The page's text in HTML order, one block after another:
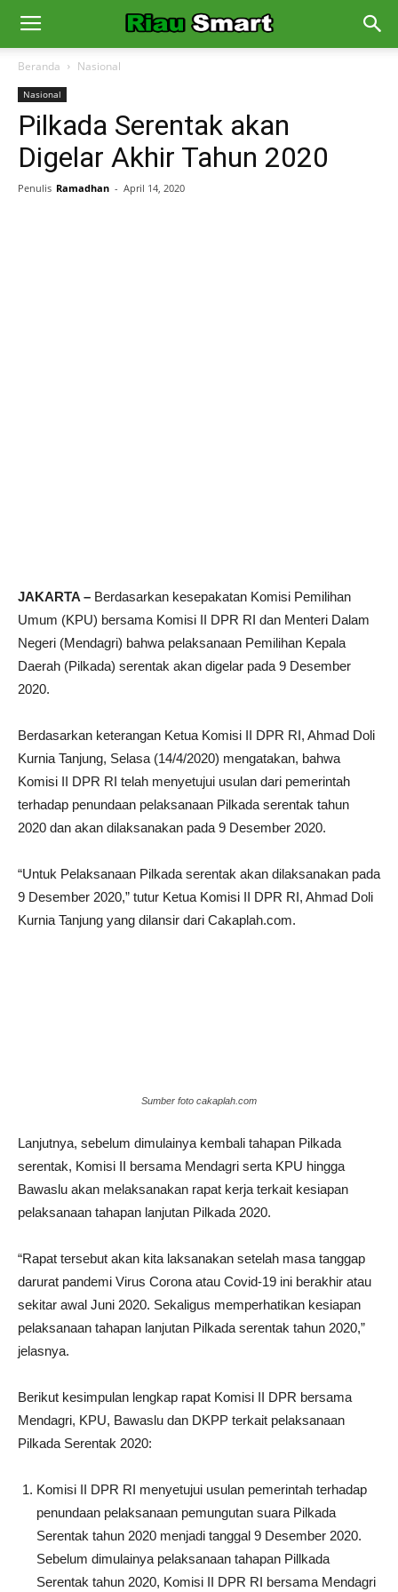
Beranda Nasional
Nasional
Pilkada Serentak akan
Digelar Akhir Tahun 2020
Penulis Ramadhan - April 14, 2020
JAKARTA – Berdasarkan kesepakatan Komisi Pemilihan
Umum (KPU) bersama Komisi II DPR RI dan Menteri Dalam
Negeri (Mendagri) bahwa pelaksanaan Pemilihan Kepala
Daerah (Pilkada) serentak akan digelar pada 9 Desember
2020.
Berdasarkan keterangan Ketua Komisi II DPR RI, Ahmad Doli
Kurnia Tanjung, Selasa (14/4/2020) mengatakan, bahwa
Komisi II DPR RI telah menyetujui usulan dari pemerintah
terhadap penundaan pelaksanaan Pilkada serentak tahun
2020 dan akan dilaksanakan pada 9 Desember 2020.
“Untuk Pelaksanaan Pilkada serentak akan dilaksanakan pada
9 Desember 2020,” tutur Ketua Komisi II DPR RI, Ahmad Doli
Kurnia Tanjung yang dilansir dari Cakaplah.com.
Sumber foto cakaplah.com
Lanjutnya, sebelum dimulainya kembali tahapan Pilkada
serentak, Komisi II bersama Mendagri serta KPU hingga
Bawaslu akan melaksanakan rapat kerja terkait kesiapan
pelaksanaan tahapan lanjutan Pilkada 2020.
“Rapat tersebut akan kita laksanakan setelah masa tanggap
darurat pandemi Virus Corona atau Covid-19 ini berakhir atau
sekitar awal Juni 2020. Sekaligus memperhatikan kesiapan
pelaksanaan tahapan lanjutan Pilkada serentak tahun 2020,”
jelasnya.
Berikut kesimpulan lengkap rapat Komisi II DPR bersama
Mendagri, KPU, Bawaslu dan DKPP terkait pelaksanaan
Pilkada Serentak 2020:
Komisi II DPR RI menyetujui usulan pemerintah terhadap
penundaan pelaksanaan pemungutan suara Pilkada
Serentak tahun 2020 menjadi tanggal 9 Desember 2020.
Sebelum dimulainya pelaksanaan tahapan Pillkada
Serentak tahun 2020, Komisi II DPR RI bersama Mendagri